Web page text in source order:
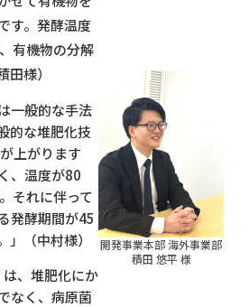
す。発酵温度
有機物の分解
様）
一般的な手法
的な堆肥化技
上がります
、温度が80
それに伴って
発酵期間が45
（中村様）
は、堆肥化にか
なく、病原菌
開発事業本部 海外事業部
積田 悠平 様